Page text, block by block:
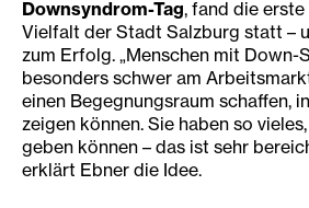
Downsyndrom-Tag, fand die erste
Vielfalt der Stadt Salzburg statt –
zum Erfolg. „Menschen mit Down-
besonders schwer am
einen Begegnungsraum schaffen,
zeigen können. Sie haben so
geben können – das ist sehr
erklärt Ebner die Idee.